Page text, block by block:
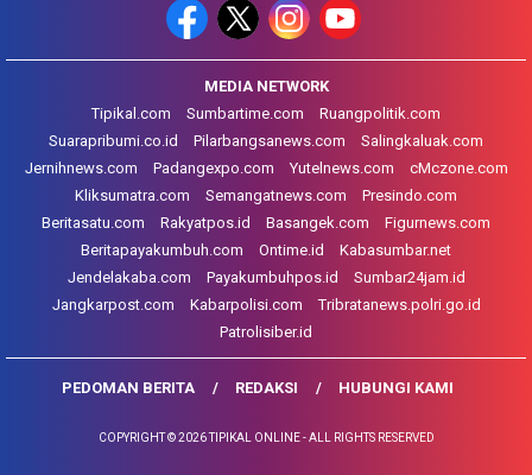
MEDIA NETWORK
Tipikal.com
Sumbartime.com
Ruangpolitik.com
Suarapribumi.co.id
Pilarbangsanews.com
Salingkaluak.com
Jernihnews.com
Padangexpo.com Yutelnews.com
cMczone.com
Kliksumatra.com
Semangatnews.com
Presindo.com
Beritasatu.com
Rakyatpos.id Basangek.com
Figurnews.com
Beritapayakumbuh.com
Ontime.id
Kabasumbar.net
Jendelakaba.com
Payakumbuhpos.id
Sumbar24jam.id
Jangkarpost.com
Kabarpolisi.com
Tribratanews.polri.go.id
Patrolisiber.id
PEDOMAN BERITA REDAKSI HUBUNGI KAMI
COPYRIGHT © 2026 TIPIKAL ONLINE - ALL RIGHTS RESERVED